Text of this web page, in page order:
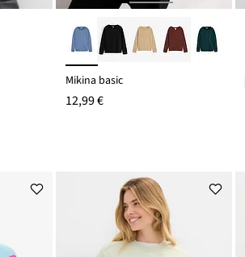
Mikina basic
12,99 €